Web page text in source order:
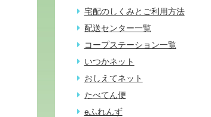
宅配のしくみとご利用方法
配送センター一覧
コープステーション一覧
いつかネット
おしえてネット
たべてん便
eふれんず